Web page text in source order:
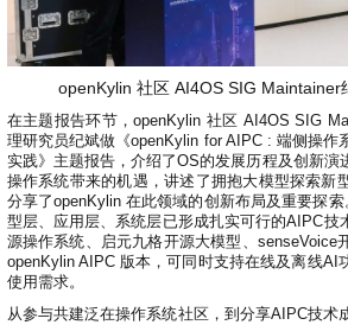
openKylin 社区 AI4OS SIG Maintainer
在主题报告环节，openKylin 社区 AI4OS SIG
理研究员纪斌做《openKylin for AIPC : 端侧操作
实践》主题报告，介绍了OS的发展历程及创新演
操作系统带来的机遇，讲述了拥抱大模型探索新
分享了openKylin 在此领域的创新布局及重要探
型层、应用层、系统层已形成扎实可行的AIPC技
源操作系统、启元九格开源大模型、senseVoice
openKylin AIPC 版本，可同时支持在线及离线AI
使用需求。
从参与共建泛在操作系统社区，到分享AIPC技术